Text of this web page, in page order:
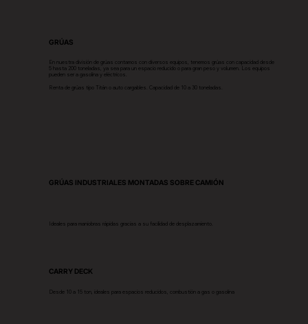
En nuestra división de grúas contamos con diversos equipos, tenemos grúas con capacidad desde
5 hasta 200 toneladas, ya sea para un espacio reducido o para gran peso y volumen. Los equipos
pueden ser a gasolina y eléctricos.
Renta de grúas tipo Titán o auto cargables. Capacidad de 10 a 30 toneladas.
GRÚAS
CARRY DECK
Desde 10 a 15 ton, ideales para espacios reducidos, combustión a gas o gasolina
GRÚAS INDUSTRIALES MONTADAS SOBRE CAMIÓN
Ideales para maniobras rápidas gracias a su facilidad de desplazamiento.